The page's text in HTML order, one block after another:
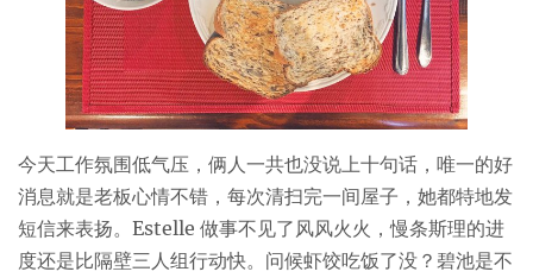
今天工作氛围低气压，俩人一共也没说上十句话，唯一的好
消息就是老板心情不错，每次清扫完一间屋子，她都特地发
短信来表扬。Estelle 做事不见了风风火火，慢条斯理的进
度还是比隔壁三人组行动快。问候虾饺吃饭了没？碧池是不